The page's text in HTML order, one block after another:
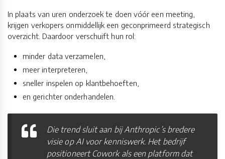
In plaats van uren onderzoek te doen vóór een meeting,
krijgen verkopers onmiddellijk een geconprimeerd strategisch
overzicht. Daardoor verschuift hun rol:
minder data verzamelen,
meer interpreteren,
sneller inspelen op klantbehoeften,
en gerichter onderhandelen.
Die trend sluit aan bij Anthropic’s bredere
visie op AI voor kenniswerk. Het bedrijf
positioneert Cowork als een platform dat